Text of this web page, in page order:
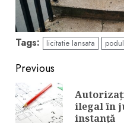
Tags: licitatie lansata
Continue
Reading
Previous
ilegal în
instanță